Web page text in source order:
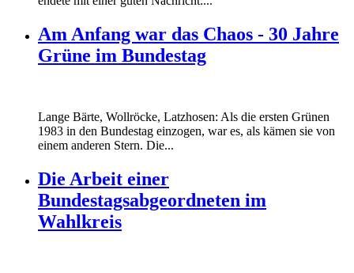
Am Anfang war das Chaos - 30 Jahre
Grüne im Bundestag
Lange Bärte, Wollröcke, Latzhosen: Als die ersten Grünen
1983 in den Bundestag einzogen, war es, als kämen sie von
einem anderen Stern. Die...
Die Arbeit einer
Bundestagsabgeordneten im
Wahlkreis